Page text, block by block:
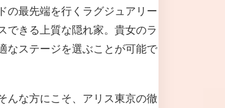
の最先端を行くラグジュアリー
できる上質な隠れ家。貴女のラ
なステージを選ぶことが可能で
な方にこそ、アリス東京の徹